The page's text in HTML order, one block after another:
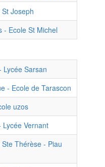
Joseph
- Ecole St Michel
Lycée Sarsan
- Ecole de Tarascon
uzos
Vernant
Thérèse - Piau